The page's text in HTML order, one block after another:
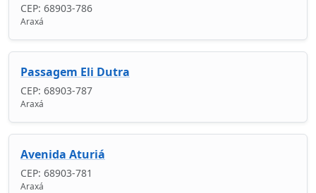
CEP: 68903-786
Araxá
Passagem Eli Dutra
CEP: 68903-787
Araxá
Avenida Aturiá
CEP: 68903-781
Araxá